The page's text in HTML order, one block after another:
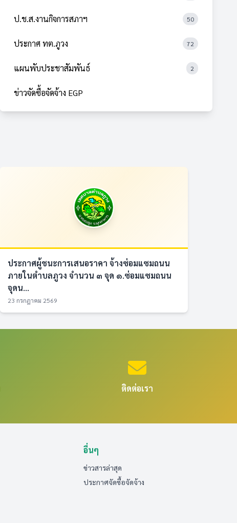
ป.ช.ส.งานกิจการสภาฯ 50
ประกาศ ทต.ภูวง 72
แผนพับประชาสัมพันธ์ 2
ข่าวจัดซื้อจัดจ้าง EGP
ประกาศผู้ชนะการเสนอราคา จ้างซ่อมแซมถนน
ภายในตำบลภูวง จำนวน ๓ จุด ๑.ซ่อมแซมถนน
จุดน...
23 กรกฎาคม 2569
ติดต่อเรา
อื่นๆ
ข่าวสารล่าสุด
ประกาศจัดซื้อจัดจ้าง